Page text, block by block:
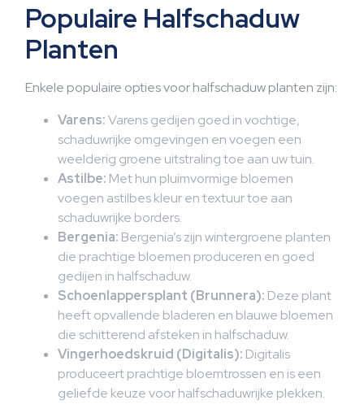
Populaire Halfschaduw
Planten
Enkele populaire opties voor halfschaduw planten zijn:
Varens:Varens gedijen goed in vochtige,
schaduwrijke omgevingen en voegen een
weelderig groene uitstraling toe aan uw tuin.
Astilbe: Met hun pluimvormige bloemen
voegen astilbes kleur en textuur toe aan
schaduwrijke borders.
Bergenia: Bergenia’s zijn wintergroene planten
die prachtige bloemen produceren en goed
gedijen in halfschaduw.
Schoenlappersplant (Brunnera): Deze plant
heeft opvallende bladeren en blauwe bloemen
die schitterend afsteken in halfschaduw.
Vingerhoedskruid (Digitalis): Digitalis
produceert prachtige bloemtrossen en is een
geliefde keuze voor halfschaduwrijke plekken.